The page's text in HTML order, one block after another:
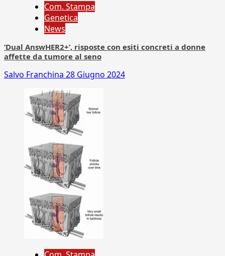
Com. Stampa
Genetica
News
‘Dual AnswHER2+’, risposte con esiti concreti a donne
affette da tumore al seno
Salvo Franchina 28 Giugno 2024